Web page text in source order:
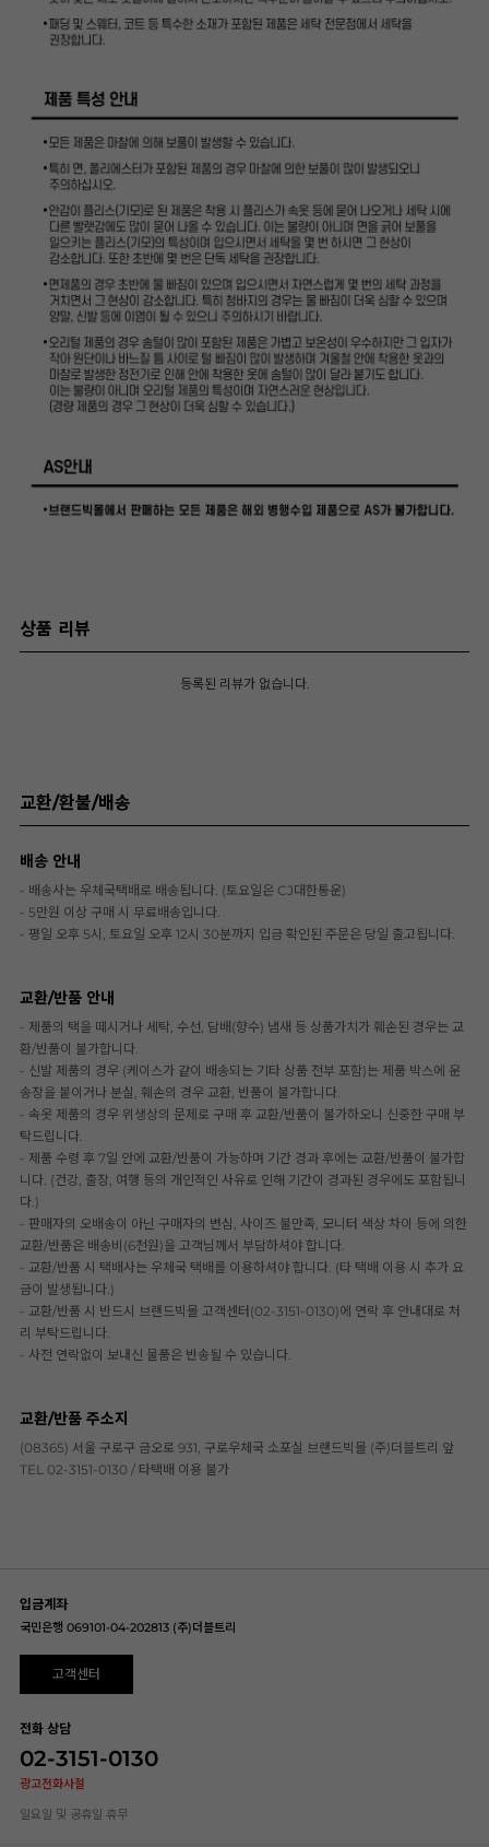
상품 리뷰
등록된 리뷰가 없습니다.
교환/환불/배송
배송 안내
- 배송사는 우체국택배로 배송됩니다. (토요일은 CJ대한통운)
- 5만원 이상 구매 시 무료배송입니다.
- 평일 오후 5시, 토요일 오후 12시 30분까지 입금 확인된 주문은 당일 출고됩니다.
교환/반품 안내
- 제품의 택을 떼시거나 세탁, 수선, 담배(향수) 냄새 등 상품가치가 훼손된 경우는 교
환/반품이 불가합니다.
- 신발 제품의 경우 (케이스가 같이 배송되는 기타 상품 전부 포함)는 제품 박스에 운
송장을 붙이거나 분실, 훼손의 경우 교환, 반품이 불가합니다.
- 속옷 제품의 경우 위생상의 문제로 구매 후 교환/반품이 불가하오니 신중한 구매 부
탁드립니다.
- 제품 수령 후 7일 안에 교환/반품이 가능하며 기간 경과 후에는 교환/반품이 불가합
니다. (건강, 출장, 여행 등의 개인적인 사유로 인해 기간이 경과된 경우에도 포함됩니
다.)
- 판매자의 오배송이 아닌 구매자의 변심, 사이즈 불만족, 모니터 색상 차이 등에 의한
교환/반품은 배송비(6천원)을 고객님께서 부담하셔야 합니다.
- 교환/반품 시 택배사는 우체국 택배를 이용하셔야 합니다. (타 택배 이용 시 추가 요
금이 발생됩니다.)
- 교환/반품 시 반드시 브랜드빅몰 고객센터(02-3151-0130)에 연락 후 안내대로 처
리 부탁드립니다.
- 사전 연락없이 보내신 물품은 반송될 수 있습니다.
교환/반품 주소지
(08365) 서울 구로구 금오로 931, 구로우체국 소포실 브랜드빅몰 (주)더블트리 앞
TEL 02-3151-0130 / 타택배 이용 불가
입금계좌
국민은행 069101-04-202813 (주)더블트리
고객센터
전화 상담
02-3151-0130
광고전화사절
일요일 및 공휴일 휴무